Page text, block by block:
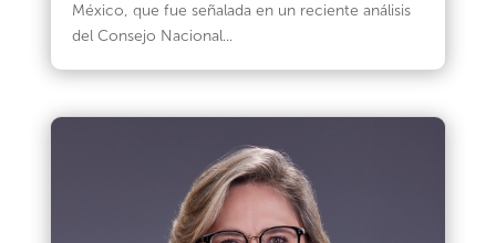
México, que fue señalada en un reciente análisis
del Consejo Nacional...